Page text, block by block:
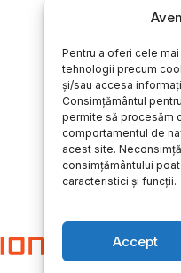
Pentru a oferi cele
tehnologii precum
și/sau accesa
Consimțământul
permite să procesăm
comportamentul de
acest site.
consimțământului
caracteristici și funcții.
Accept